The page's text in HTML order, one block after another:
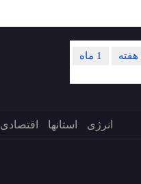
1 ماه
انرژی استانها اقتصادی